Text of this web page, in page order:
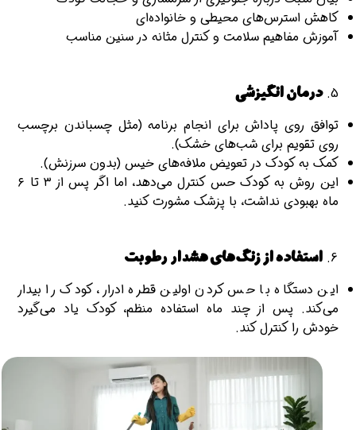
کاهش استرس‌های محیطی و خانواده‌ای
آموزش مفاهیم سلامت و کنترل مثانه در سنین مناسب
درمان انگیزشی
توافق روی پاداش برای انجام برنامه (مثل چسباندن برچسب
روی تقویم برای شب‌های خشک).
کمک به کودک در تعویض ملافه‌های خیس (بدون سرزنش).
این روش به کودک حس کنترل می‌دهد، اما اگر پس از ۳ تا ۶
ماه بهبودی نداشت، با پزشک مشورت کنید.
استفاده از زنگ‌های هشدار رطوبت
این دستگاه با حس کردن اولین قطره ادرار، کودک را بیدار
می‌کند. پس از چند ماه استفاده منظم، کودک یاد می‌گیرد
خودش را کنترل کند.